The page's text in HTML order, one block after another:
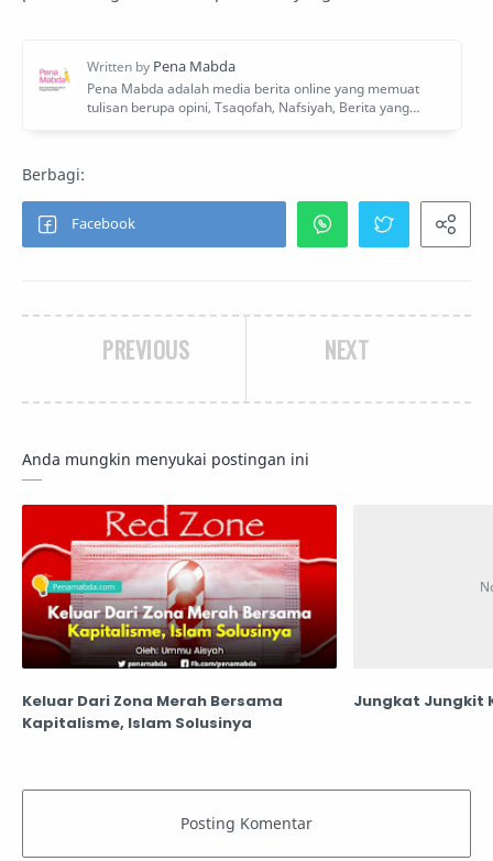
NEXT
PREVIOUS
Anda mungkin menyukai postingan ini
Keluar Dari Zona Merah Bersama
Kapitalisme, Islam Solusinya
Jungkat Jungkit